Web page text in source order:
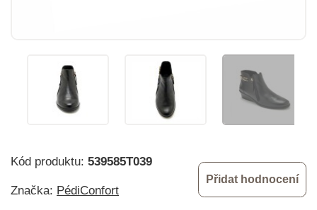
Kód produktu: 539585T039
Značka: PédiConfort
Přidat hodnocení